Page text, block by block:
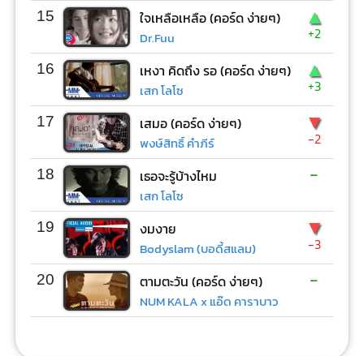
15 ใจเหลือเหลือ (คอร์ด ง่ายๆ)
Dr.Fuu
▲
+2
16 เหงา คิดถึง รอ (คอร์ด ง่ายๆ)
เสก โลโซ
▲
+3
17 เสมอ (คอร์ด ง่ายๆ)
พงษ์สิทธิ์ คำภีร์
▼
-2
18 เธอจะรู้บ้างไหม
เสก โลโซ
-
19 งมงาย
Bodyslam (บอดี้สแลม)
▼
-3
20 ตามตะวัน (คอร์ด ง่ายๆ)
NUM KALA x แอ๊ด คาราบาว
-